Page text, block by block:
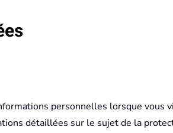
personnelles lorsque
détaillées sur le sujet de la